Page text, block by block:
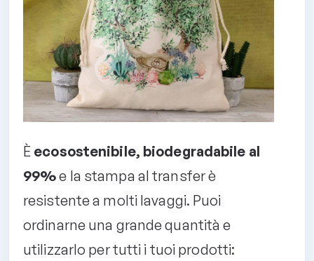
È ecosostenibile, biodegradabile al
99%e la stampa al transfer è
resistente a molti lavaggi. Puoi
ordinarne una grande quantità e
utilizzarlo per tutti i tuoi prodotti: